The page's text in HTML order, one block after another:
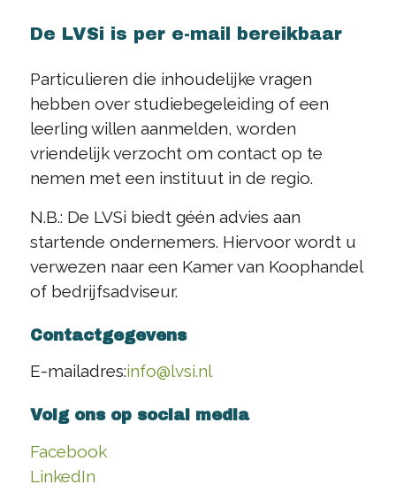
De LVSi is per e-mail bereikbaar
Particulieren die inhoudelijke vragen
hebben over studiebegeleiding of een
leerling willen aanmelden, worden
vriendelijk verzocht om contact op te
nemen met een instituut in de regio.
N.B.: De LVSi biedt géén advies aan
startende ondernemers. Hiervoor wordt u
verwezen naar een Kamer van Koophandel
of bedrijfsadviseur.
Contactgegevens
E-mailadres:info@lvsi.nl
Volg ons op social media
Facebook
LinkedIn